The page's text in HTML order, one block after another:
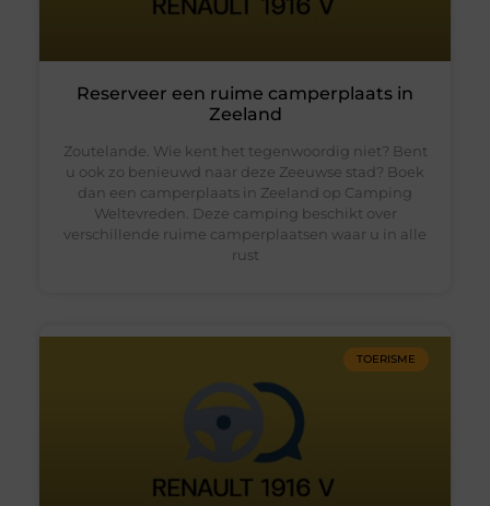
Reserveer een ruime camperplaats in
Zeeland
Zoutelande. Wie kent het tegenwoordig niet? Bent
u ook zo benieuwd naar deze Zeeuwse stad? Boek
dan een camperplaats in Zeeland op Camping
Weltevreden. Deze camping beschikt over
verschillende ruime camperplaatsen waar u in alle
rust
TOERISME